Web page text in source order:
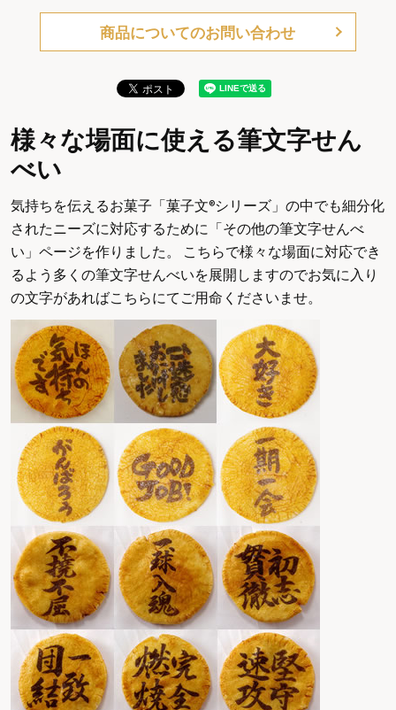
商品についてのお問い合わせ
様々な場面に使える筆文字せん
べい
気持ちを伝えるお菓子「菓子文®シリーズ」の中でも細分化
されたニーズに対応するために「その他の筆文字せんべ
い」ページを作りました。 こちらで様々な場面に対応でき
るよう多くの筆文字せんべいを展開しますのでお気に入り
の文字があればこちらにてご用命くださいませ。